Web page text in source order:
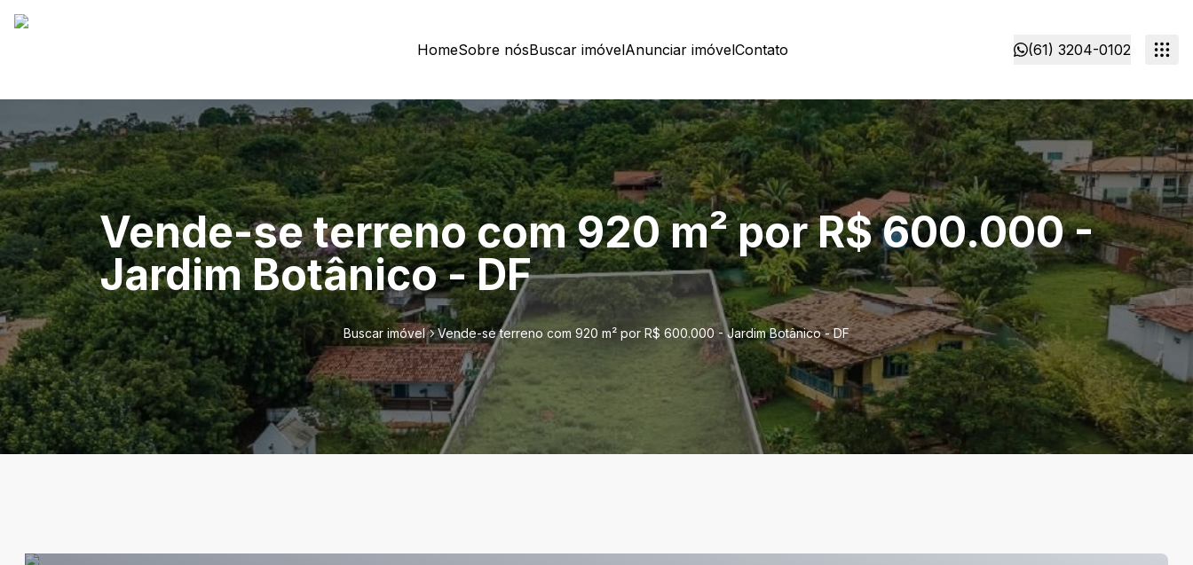
HomeSobre nósBuscar imóvelAnunciar imóvelContato (61) 3204-0102
Vende-se terreno com 920 m² por R$ 600.000 -
Jardim Botânico - DF
Buscar imóvel Vende-se terreno com 920 m² por R$ 600.000 - Jardim Botânico - DF